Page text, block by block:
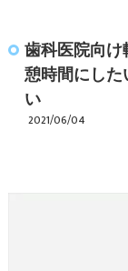
歯科医院向
憩時間にし
い
2021/06/04